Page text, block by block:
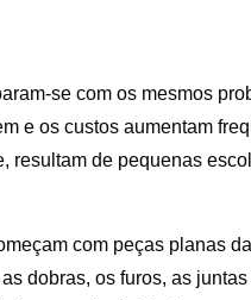
se com os mesmos
e os custos aumentam
resultam de pequenas
com peças planas
dobras, os furos, as